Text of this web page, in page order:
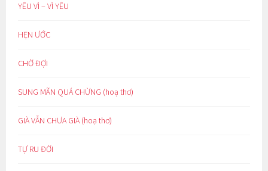
YÊU VÌ – VÌ YÊU
HẸN ƯỚC
CHỜ ĐỢI
SUNG MÃN QUÁ CHỪNG (hoạ thơ)
GIÀ VẪN CHƯA GIÀ (hoạ thơ)
TỰ RU ĐỜI